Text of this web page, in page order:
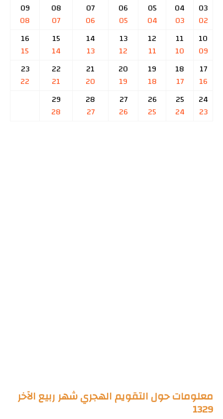
03
02
04
03
05
04
06
05
07
06
08
07
09
08
10
09
11
10
12
11
13
12
14
13
15
14
16
15
17
16
18
17
19
18
20
19
21
20
22
21
23
22
24
23
25
24
26
25
27
26
28
27
29
28
معلومات حول التقويم الهجري شهر ربيع الآخر
1329